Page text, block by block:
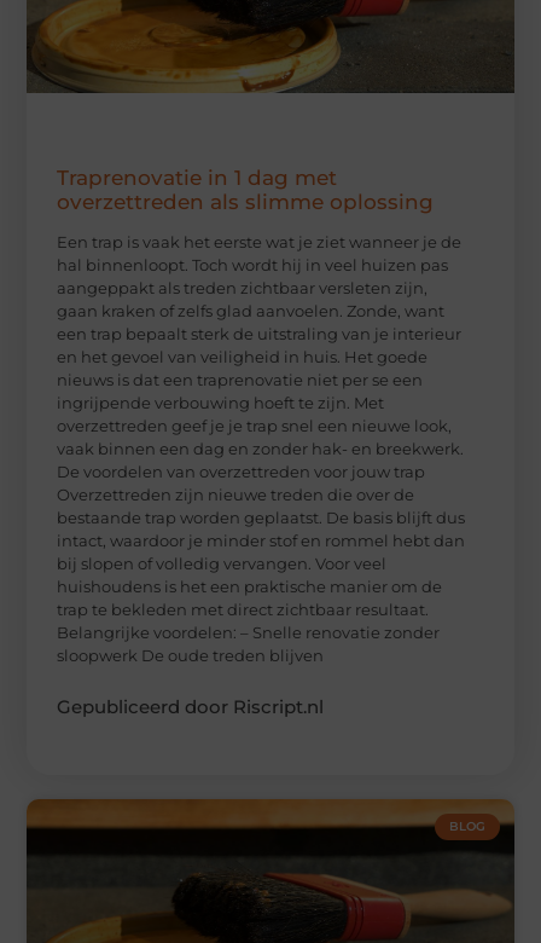
Traprenovatie in 1 dag met
overzettreden als slimme oplossing
Een trap is vaak het eerste wat je ziet wanneer je de
hal binnenloopt. Toch wordt hij in veel huizen pas
aangeppakt als treden zichtbaar versleten zijn,
gaan kraken of zelfs glad aanvoelen. Zonde, want
een trap bepaalt sterk de uitstraling van je interieur
en het gevoel van veiligheid in huis. Het goede
nieuws is dat een traprenovatie niet per se een
ingrijpende verbouwing hoeft te zijn. Met
overzettreden geef je je trap snel een nieuwe look,
vaak binnen een dag en zonder hak- en breekwerk.
De voordelen van overzettreden voor jouw trap
Overzettreden zijn nieuwe treden die over de
bestaande trap worden geplaatst. De basis blijft dus
intact, waardoor je minder stof en rommel hebt dan
bij slopen of volledig vervangen. Voor veel
huishoudens is het een praktische manier om de
trap te bekleden met direct zichtbaar resultaat.
Belangrijke voordelen: – Snelle renovatie zonder
sloopwerk De oude treden blijven
Gepubliceerd door Riscript.nl
BLOG